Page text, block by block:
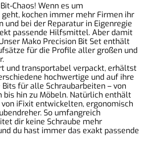
Chaos! Wenn es um
kochen immer mehr Firmen ihr
und bei der Reparatur in Eigenregie
passende Hilfsmittel. Aber damit
Mako Precision Bit Set enthält
für die Profile aller großen und
und transportabel verpackt, erhältst
hochwertige und auf ihre
für alle Schraubarbeiten – von
bis hin zu Möbeln. Natürlich enthält
von iFixit entwickelten, ergonomisch
So umfangreich
dir keine Schraube mehr
du hast immer das exakt passende